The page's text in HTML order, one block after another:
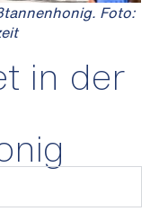
Foto:
in der